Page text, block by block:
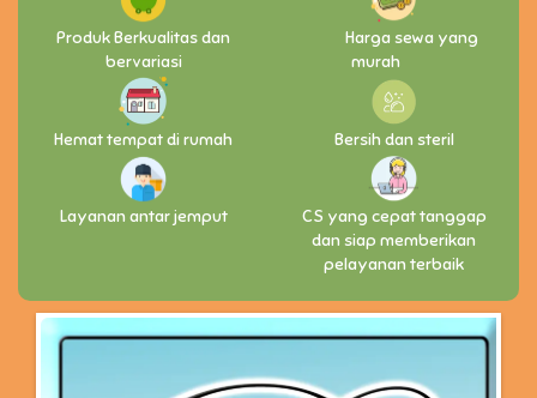
Produk Berkualitas dan
bervariasi
Harga sewa yang
murah
Hemat tempat di rumah Bersih dan steril
Layanan antar jemput
CS yang cepat tanggap
dan siap memberikan
pelayanan terbaik